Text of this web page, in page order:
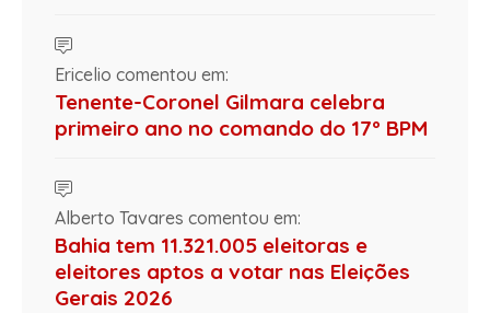
Ericelio comentou em:
Tenente-Coronel Gilmara celebra
primeiro ano no comando do 17º BPM
Alberto Tavares comentou em:
Bahia tem 11.321.005 eleitoras e
eleitores aptos a votar nas Eleições
Gerais 2026